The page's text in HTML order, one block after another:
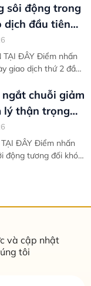
VN-Index càng
sôi động trong
dịch đầu tiên
- Bản tin
Điểm nhấn
VN-Index chinh phục
chuỗi giảm
lý thận trọng
chưa trọn
Điểm nhấn
và cập nhật
tôi